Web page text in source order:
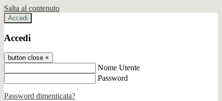
Salta al contenuto
Accedi
Accedi
button close ×
Nome Utente
Password
Password dimenticata?